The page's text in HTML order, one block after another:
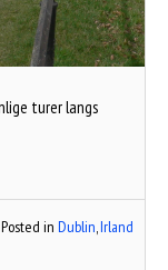
turer langs
Posted in Dublin,Irland